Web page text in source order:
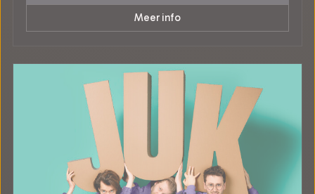
Meer info